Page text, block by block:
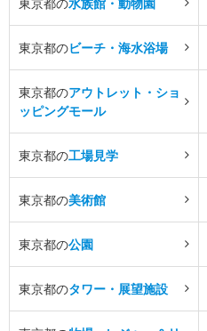
東京都のビーチ・海水浴場
東京都のアウトレット・ショ
ッピングモール
東京都の工場見学
東京都の美術館
東京都の公園
東京都のタワー・展望施設